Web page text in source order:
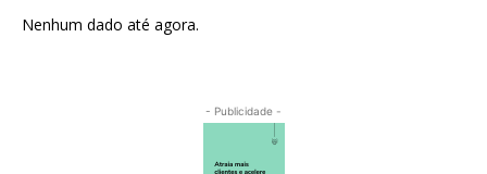
Nenhum dado até agora.
- Publicidade -